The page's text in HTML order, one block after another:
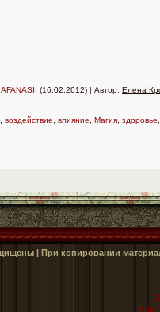
AFANASII (16.02.2012) | Автор: Елена
воздействие влияние Магия здоровье
| При копировании
Как